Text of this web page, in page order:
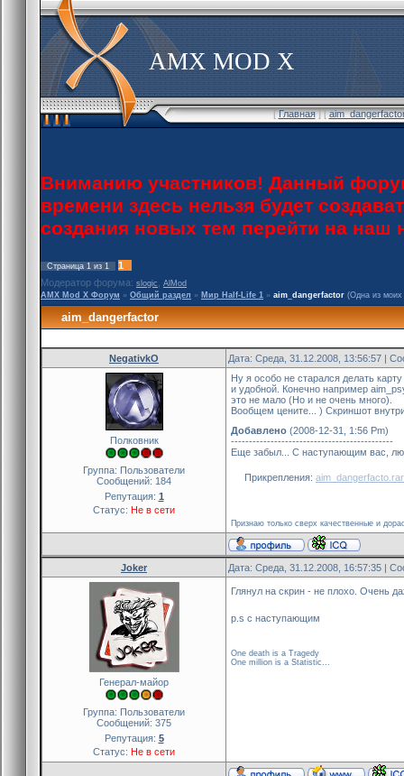
AMX MOD X
[Главная] [
Вниманию участников! Данный
времени здесь нельзя будет
создания новых тем перейти на
Страница 1 из 1
1
Модератор форума: slogic
AlMod
AMX Mod X Форум » Общий раздел » Мир Half-Life 1 » aim_dangerfactor (Одна из моих
aim_dangerfactor
NegativkO Дата: Среда, 31.12.2008, 13:56:57 |
Полковник
Группа: Пользователи
Сообщений: 184
Репутация: 1
Статус: Не в сети
Ну я особо не старался делать
и удобной. Конечно например
это не мало (Но и не очень много).
Вообщем цените... ) Скриншот
Добавлено (2008-12-31, 1:56 Pm)
---------------------------------------------
Еще забыл... С наступающим вас,
Прикрепления: aim_dangerfacto.rar
Признаю только сверх качественные и
Joker Дата: Среда, 31.12.2008, 16:57:35 |
Генерал-майор
Группа: Пользователи
Сообщений: 375
Репутация: 5
Статус: Не в сети
Глянул на скрин - не плохо. Очень
p.s с наступающим
One death is a Tragedy
One million is a Statistic...